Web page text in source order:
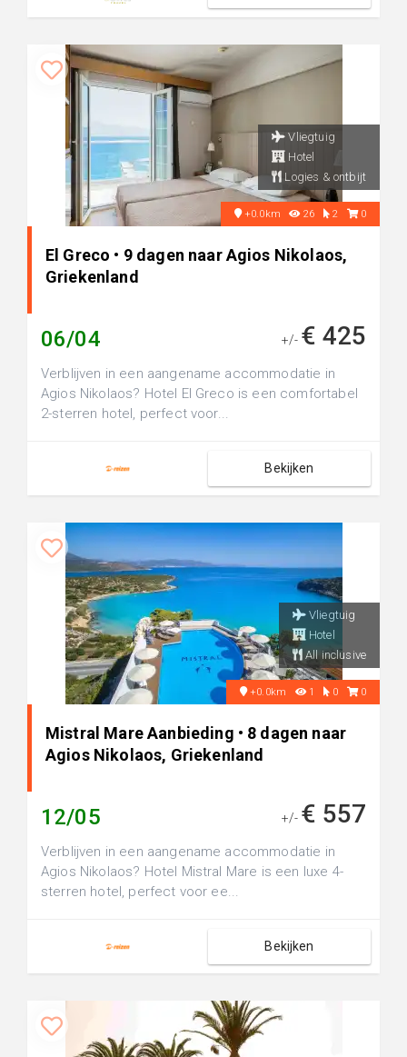
Vliegtuig
Hotel
Logies & ontbijt
+0.0km 26 2 0
El Greco • 9 dagen naar Agios Nikolaos,
Griekenland
06/04 +/- € 425
Verblijven in een aangename accommodatie in
Agios Nikolaos? Hotel El Greco is een comfortabel
2-sterren hotel, perfect voor...
Bekijken
Vliegtuig
Hotel
All inclusive
+0.0km 1 0 0
Mistral Mare Aanbieding • 8 dagen naar
Agios Nikolaos, Griekenland
12/05 +/- € 557
Verblijven in een aangename accommodatie in
Agios Nikolaos? Hotel Mistral Mare is een luxe 4-
sterren hotel, perfect voor ee...
Bekijken